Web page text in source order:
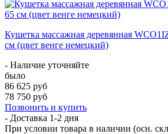
Кушетка массажная деревянная
см (цвет венге немецкий)
- Наличие уточняйте
было
86 625 руб
78 750 руб
Позвонить и купить
- Доставка 1-2 дня
При условии товара в наличии (осн.